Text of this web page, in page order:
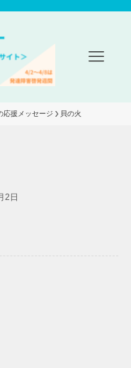
応援メッセージ 貝の火
2日